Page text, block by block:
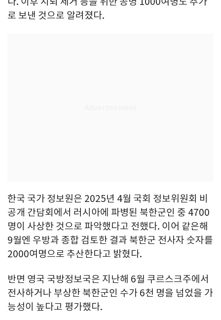
로 보낸 것으로 알려졌다.
한국 국가 정보원은 2025년 4월 국회 정보위원회 비
공개 간담회에서 러시아에 파병된 북한군인 중 4700
명이 사상한 것으로 파악했다고 전했다. 이어 같은해
9월엔 우방과 종합 검토한 결과 북한군 전사자 숫자를
2000여명으로 추산한다고 밝혔다.
반면 영국 국방정보국은 지난해 6월 쿠르스크주에서
전사하거나 부상한 북한군인 수가 6천 명을 넘었을 가
능성이 높다고 평가했다.